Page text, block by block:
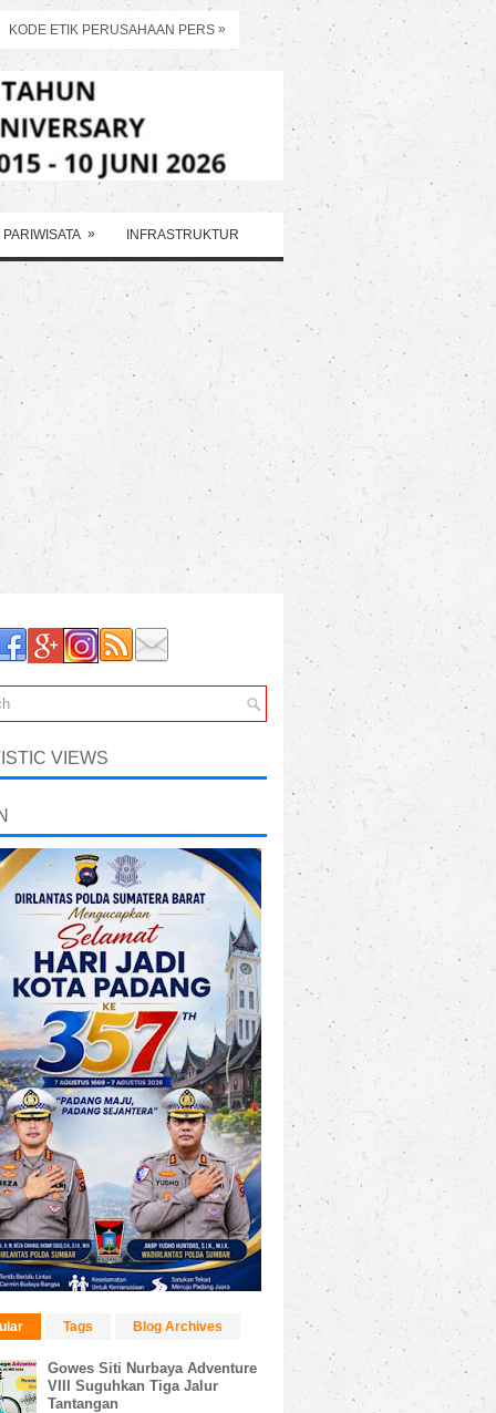
KODE ETIK PERUSAHAAN PERS »
PARIWISATA » INFRASTRUKTUR
VIEWS
Tags Blog Archives
Gowes Siti Nurbaya Adventure
VIII Suguhkan Tiga Jalur
Tantangan